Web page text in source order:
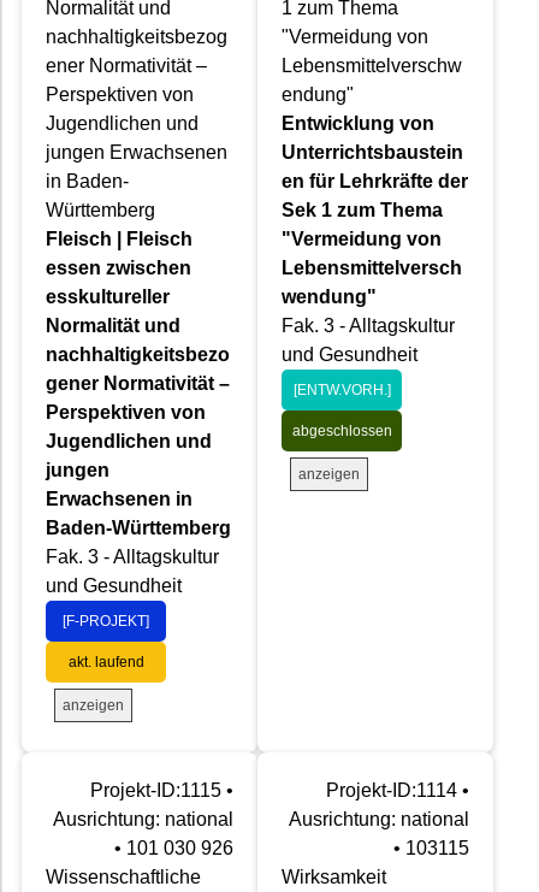
Normalität und
nachhaltigkeitsbezog
ener Normativität –
Perspektiven von
Jugendlichen und
jungen Erwachsenen
in Baden-
Württemberg
Fleisch | Fleisch
essen zwischen
esskultureller
Normalität und
nachhaltigkeitsbezo
gener Normativität –
Perspektiven von
Jugendlichen und
jungen
Erwachsenen in
Baden-Württemberg
Fak. 3 - Alltagskultur
und Gesundheit
[F-PROJEKT]
akt. laufend
anzeigen
1 zum Thema
"Vermeidung von
Lebensmittelverschw
endung"
Entwicklung von
Unterrichtsbaustein
en für Lehrkräfte der
Sek 1 zum Thema
"Vermeidung von
Lebensmittelversch
wendung"
Fak. 3 - Alltagskultur
und Gesundheit
[ENTW.VORH.]
abgeschlossen
anzeigen
Projekt-ID:1115 •
Ausrichtung: national
• 101 030 926
Wissenschaftliche
Projekt-ID:1114 •
Ausrichtung: national
• 103115
Wirksamkeit